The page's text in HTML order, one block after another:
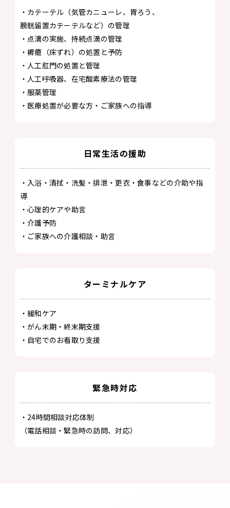
・カテーテル（気管カニューレ、胃ろう、
膀胱留置カテーテルなど）の管理
・点滴の実施、持続点滴の管理
・褥瘡（床ずれ）の処置と予防
・人工肛門の処置と管理
・人工呼吸器、在宅酸素療法の管理
・服薬管理
・医療処置が必要な方・ご家族への指導
日常生活の援助
・入浴・清拭・洗髪・排泄・更衣・食事などの介助や指
導
・心理的ケアや助言
・介護予防
・ご家族への介護相談・助言
ターミナルケア
・緩和ケア
・がん末期・終末期支援
・自宅でのお看取り支援
緊急時対応
・24時間相談対応体制
（電話相談・緊急時の訪問、対応）